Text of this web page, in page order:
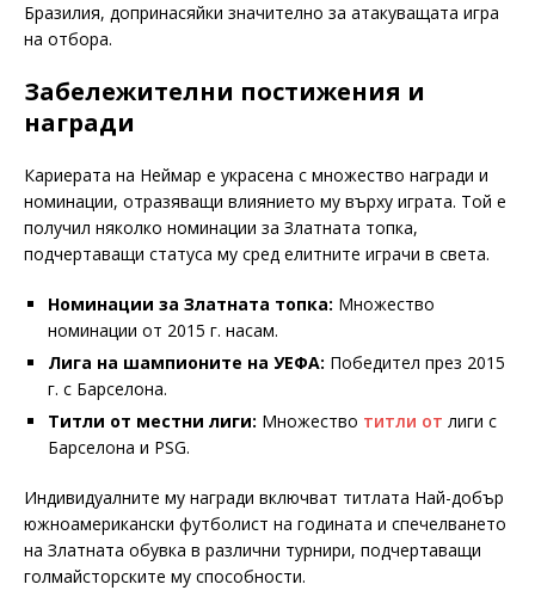
Бразилия, допринасяйки значително за атакуващата игра
на отбора.
Забележителни постижения и
награди
Кариерата на Неймар е украсена с множество награди и
номинации, отразяващи влиянието му върху играта. Той е
получил няколко номинации за Златната топка,
подчертаващи статуса му сред елитните играчи в света.
Номинации за Златната топка: Множество
номинации от 2015 г. насам.
Лига на шампионите на УЕФА: Победител през 2015
г. с Барселона.
Титли от местни лиги: Множество титли от лиги с
Барселона и PSG.
Индивидуалните му награди включват титлата Най-добър
южноамерикански футболист на годината и спечелването
на Златната обувка в различни турнири, подчертаващи
голмайсторските му способности.